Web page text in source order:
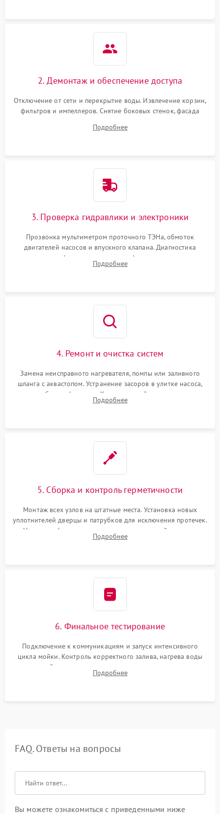
2. Демонтаж и обеспечение доступа
Отключение от сети и перекрытие воды. Извлечение корзин,
фильтров и импеллеров. Снятие боковых стенок, фасада
циркуляционному насосу, ТЭНу и сливной помпе.
Подробнее
3. Проверка гидравлики и электроники
Прозвонка мультиметром проточного ТЭНа, обмоток
двигателей насосов и впускного клапана. Диагностика
прессостата (датчика уровня воды), датчика мутности,
концевика дверцы и электронного модуля управления.
Подробнее
4. Ремонт и очистка систем
Замена неисправного нагревателя, помпы или заливного
шланга с аквастопом. Устранение засоров в улитке насоса,
патрубках и фильтрах. Компонентный ремонт платы
управления, восстановление поврежденной проводки.
Подробнее
5. Сборка и контроль герметичности
Монтаж всех узлов на штатные места. Установка новых
уплотнителей дверцы и патрубков для исключения протечек.
Надежная фиксация хомутов гидравлической системы,
сборка корпуса и установка датчика поплавка.
Подробнее
6. Финальное тестирование
Подключение к коммуникациям и запуск интенсивного
цикла мойки. Контроль корректного залива, нагрева воды
до нужной температуры, отсутствия посторонних шумов,
штатного слива и абсолютной сухости в поддоне.
Подробнее
FAQ. Ответы на вопросы
Вы можете ознакомиться с приведенными ниже